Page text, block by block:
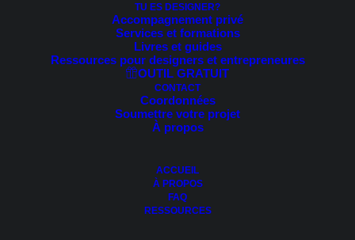
TU ES DESIGNER?
Accompagnement privé
Services et formations
Livres et guides
Ressources pour designers et entrepreneures
OUTIL GRATUIT
CONTACT
Coordonnées
Soumettre votre projet
À propos
ACCUEIL
À PROPOS
FAQ
RESSOURCES
0.00$